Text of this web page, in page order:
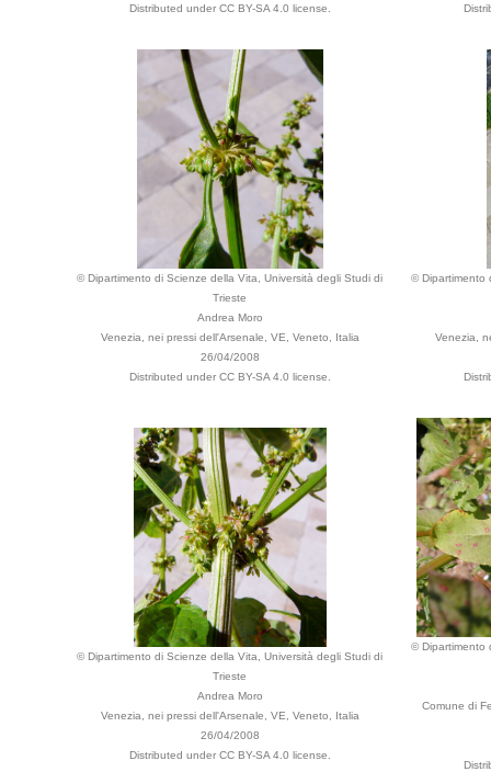
Distributed under CC BY-SA 4.0 license.
© Dipartimento di Scienze della Vita, Università degli Studi di
Trieste
Andrea Moro
Venezia, nei pressi dell'Arsenale, VE, Veneto, Italia
26/04/2008
Distributed under CC BY-SA 4.0 license.
© Dipartimento
Venezia,
© Dipartimento di Scienze della Vita, Università degli Studi di
Trieste
Andrea Moro
Venezia, nei pressi dell'Arsenale, VE, Veneto, Italia
26/04/2008
Distributed under CC BY-SA 4.0 license.
© Dipartimento
Comune di